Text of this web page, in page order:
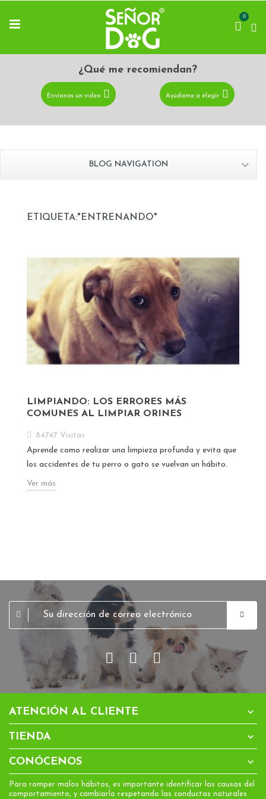
0
¿Qué me recomiendan?
Envíanos un video Ayúdame a elegir
BLOG NAVIGATION
ETIQUETA:"ENTRENANDO"
LIMPIANDO: LOS ERRORES MÁS
COMUNES AL LIMPIAR ORINES
84747 Visitas
Aprende como realizar una limpieza profunda y evita que
los accidentes de tu perro o gato se vuelvan un hábito.
Ver más
ATENCIÓN AL CLIENTE 
TIENDA 
CONÓCENOS 
Para romper malos hábitos, es importante identificar las causas del
comportamiento, y cambiarlo respetando las conductas naturales